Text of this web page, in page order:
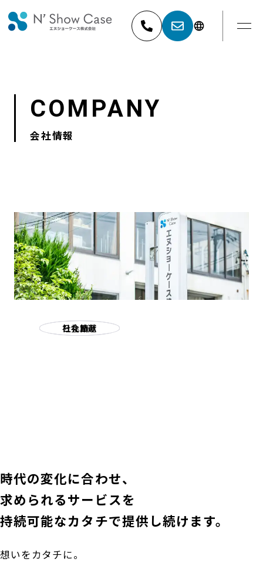
東京 03-6404-9001
COMPANY
会社情報
社会貢献
日々精進
礼節
時代の変化に合わせ、
求められるサービスを
持続可能なカタチで提供し続けます。
想いをカタチに。